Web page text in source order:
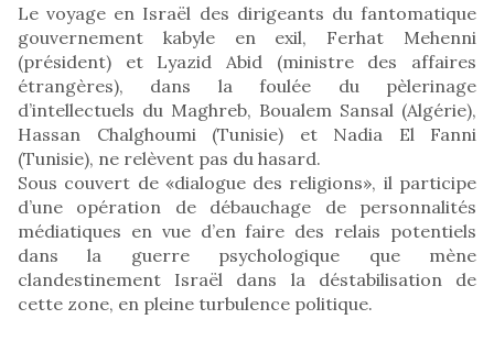
Le voyage en Israël des dirigeants du fantomatique
gouvernement kabyle en exil, Ferhat Mehenni
(président) et Lyazid Abid (ministre des affaires
étrangères), dans la foulée du pèlerinage
d’intellectuels du Maghreb, Boualem Sansal (Algérie),
Hassan Chalghoumi (Tunisie) et Nadia El Fanni
(Tunisie), ne relèvent pas du hasard.
Sous couvert de «dialogue des religions», il participe
d’une opération de débauchage de personnalités
médiatiques en vue d’en faire des relais potentiels
dans la guerre psychologique que mène
clandestinement Israël dans la déstabilisation de
cette zone, en pleine turbulence politique.